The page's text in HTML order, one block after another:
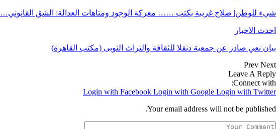
شيء للوطن| صلاح غريبة يكتب …… معركة الوجود ومتاهات العدالة: الشق القانوني…
احدث الاخبار
بيان نعي صادر عن جمعية دنقلا للثقافة والتراث النوبى (مكتب القاهرة)
Prev Next
Leave A Reply
Connect with:
Login with Facebook Login with Google Login with Twitter
Your email address will not be published.